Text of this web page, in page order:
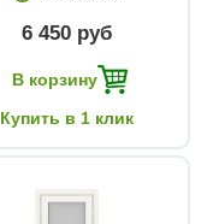
6 450 руб
В корзину
Купить в 1 клик